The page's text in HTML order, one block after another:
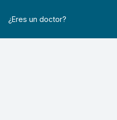
¿Eres un doctor?